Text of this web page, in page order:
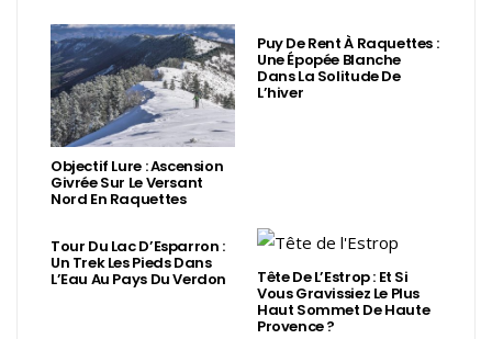
Objectif Lure : Ascension
Givrée Sur Le Versant
Nord En Raquettes
Puy De Rent À Raquettes :
Une Épopée Blanche
Dans La Solitude De
L’hiver
Tour Du Lac D’Esparron :
Un Trek Les Pieds Dans
L’Eau Au Pays Du Verdon Tête De L’Estrop : Et Si
Vous Gravissiez Le Plus
Haut Sommet De Haute
Provence ?